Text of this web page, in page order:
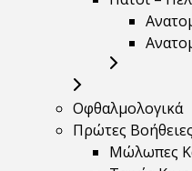
Οφθαλμολογικά
Πρώτες Βοήθειες
Μώλωπες